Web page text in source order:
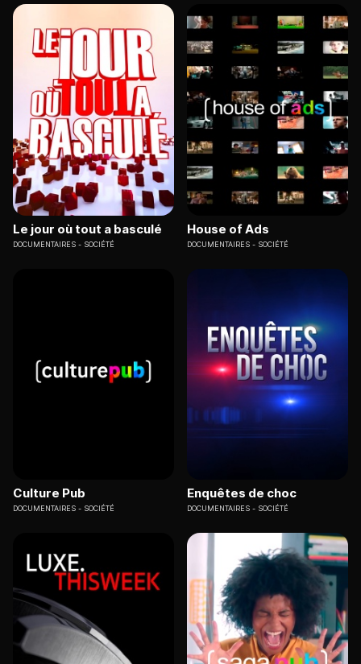
Le jour où tout a basculé
DOCUMENTAIRES SOCIÉTÉ
House of Ads
DOCUMENTAIRES SOCIÉTÉ
Culture Pub
DOCUMENTAIRES SOCIÉTÉ
Enquêtes de choc
DOCUMENTAIRES SOCIÉTÉ